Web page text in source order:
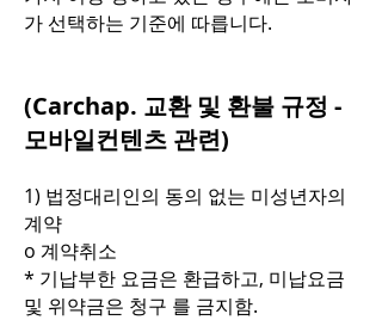
가 선택하는 기준에 따릅니다.
(Carchap. 교환 및 환불 규정 -
모바일컨텐츠 관련)
1) 법정대리인의 동의 없는 미성년자의
계약
o 계약취소
* 기납부한 요금은 환급하고, 미납요금
및 위약금은 청구 를 금지함.